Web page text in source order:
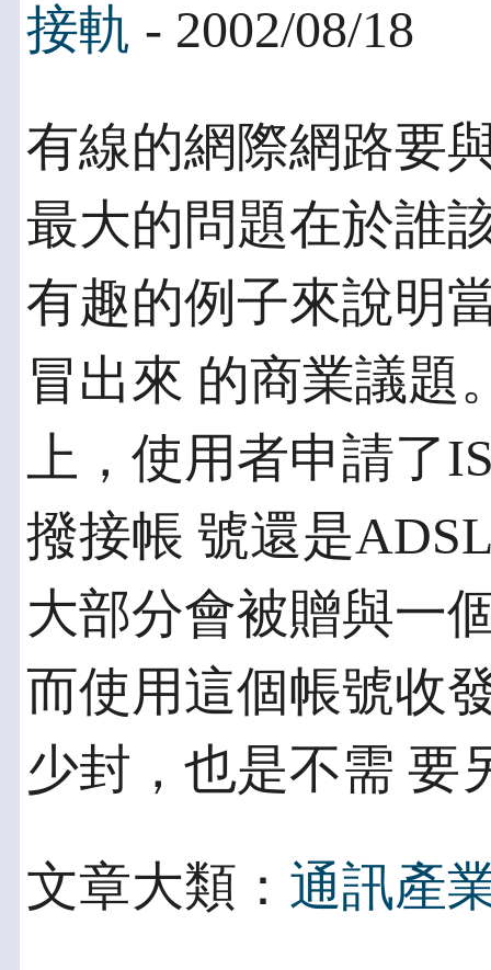
接軌 - 2002/08/18
有線的網際網路要
最大的問題在於誰
有趣的例子來說明
冒出來 的商業議題
上，使用者申請了
撥接帳 號還是
大部分會被贈與一
而使用這個帳號收
少封，也是不需 要
文章大類： 通訊產